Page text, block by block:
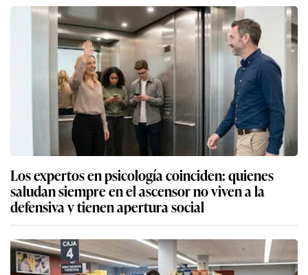
Los expertos en psicología coinciden: quienes
saludan siempre en el ascensor no viven a la
defensiva y tienen apertura social